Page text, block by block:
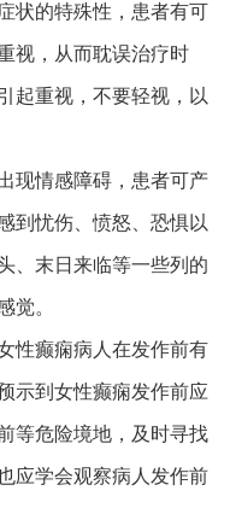
状的特殊性，患者有可
视，从而耽误治疗时
起重视，不要轻视，以
现情感障碍，患者可产
到忧伤、愤怒、恐惧以
、末日来临等一些列的
觉。
性癫痫病人在发作前有
示到女性癫痫发作前应
等危险境地，及时寻找
应学会观察病人发作前